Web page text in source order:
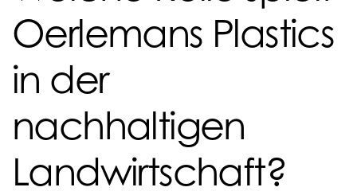
Oerlemans Plastics
in der
nachhaltigen
Landwirtschaft?